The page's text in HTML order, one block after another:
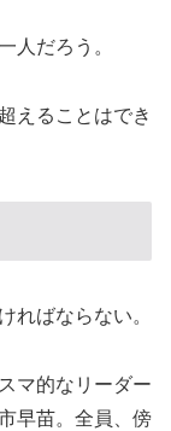
人だろう。
えることはでき
ればならない。
マ的なリーダー
早苗。全員、傍